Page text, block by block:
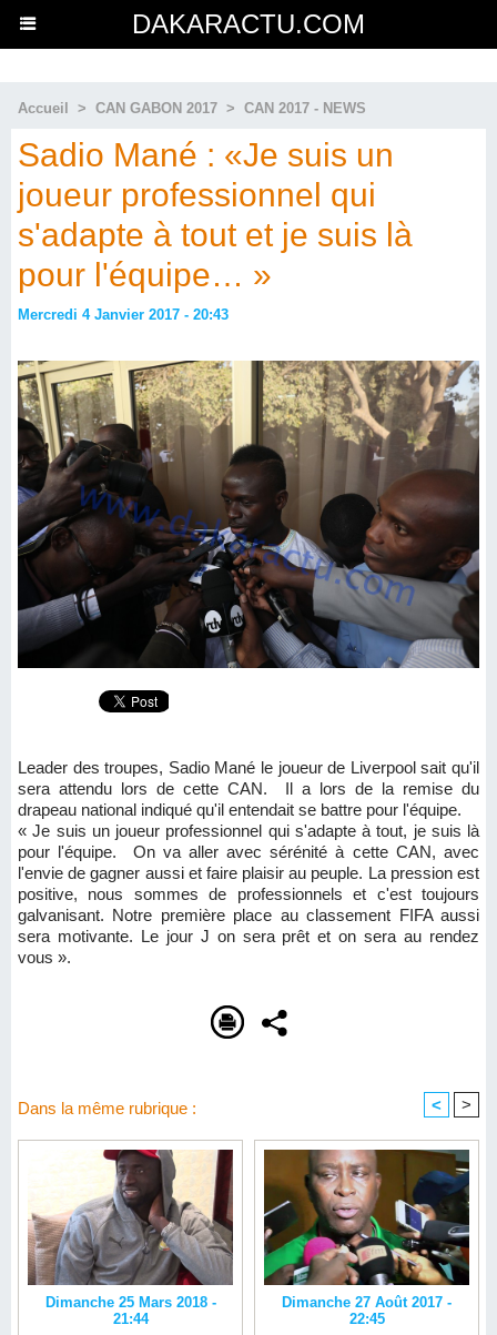
DAKARACTU.COM
Accueil > CAN GABON 2017 > CAN 2017 - NEWS
Sadio Mané : «Je suis un
joueur professionnel qui
s'adapte à tout et je suis là
pour l'équipe… »
Mercredi 4 Janvier 2017 - 20:43
Leader des troupes, Sadio Mané le joueur de Liverpool sait qu'il
sera attendu lors de cette CAN. Il a lors de la remise du
drapeau national indiqué qu'il entendait se battre pour l'équipe.
« Je suis un joueur professionnel qui s'adapte à tout, je suis là
pour l'équipe. On va aller avec sérénité à cette CAN, avec
l'envie de gagner aussi et faire plaisir au peuple. La pression est
positive, nous sommes de professionnels et c'est toujours
galvanisant. Notre première place au classement FIFA aussi
sera motivante. Le jour J on sera prêt et on sera au rendez
vous ».
Dans la même rubrique : < >
Dimanche 25 Mars 2018 -
21:44
Dimanche 27 Août 2017 -
22:45